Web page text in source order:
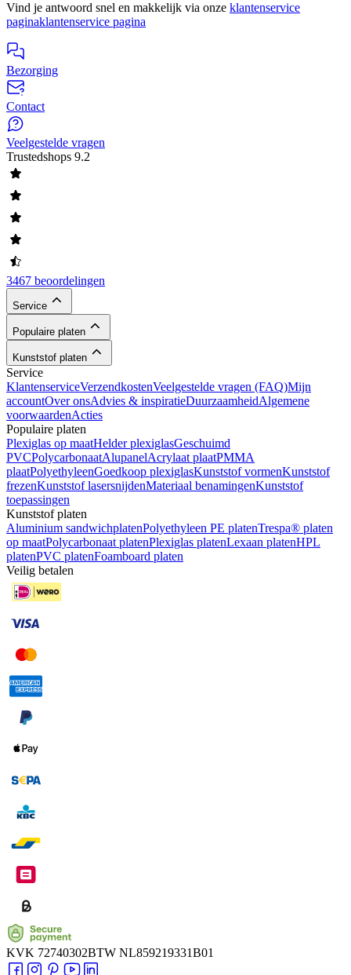
Vind je antwoord snel en makkelijk via onze klantenservice
paginaklantenservice pagina
Bezorging
Contact
Veelgestelde vragen
Trustedshops 9.2
3467 beoordelingen
Service
Populaire platen
Kunststof platen
Service
KlantenserviceVerzendkostenVeelgestelde vragen (FAQ)Mijn
accountOver onsAdvies & inspiratieDuurzaamheidAlgemene
voorwaardenActies
Populaire platen
Plexiglas op maatHelder plexiglasGeschuimd
PVCPolycarbonaatAlupanelAcrylaat plaatPMMA
plaatPolyethyleenGoedkoop plexiglasKunststof vormenKunststof
frezenKunststof lasersnijdenMateriaal benamingenKunststof
toepassingen
Kunststof platen
Aluminium sandwichplatenPolyethyleen PE platenTrespa® platen
op maatPolycarbonaat platenPlexiglas platenLexaan platenHPL
platenPVC platenFoamboard platen
Veilig betalen
KVK 72740302BTW NL859219331B01